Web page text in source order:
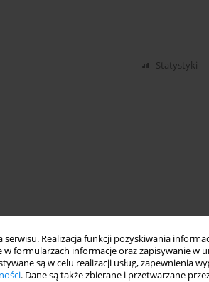
Realizacja funkcji pozyskiwania
formularzach informacje oraz zapisywanie w
są w celu realizacji usług, zapewnienia
. Dane są także zbierane i przetwarzane
Statystyki